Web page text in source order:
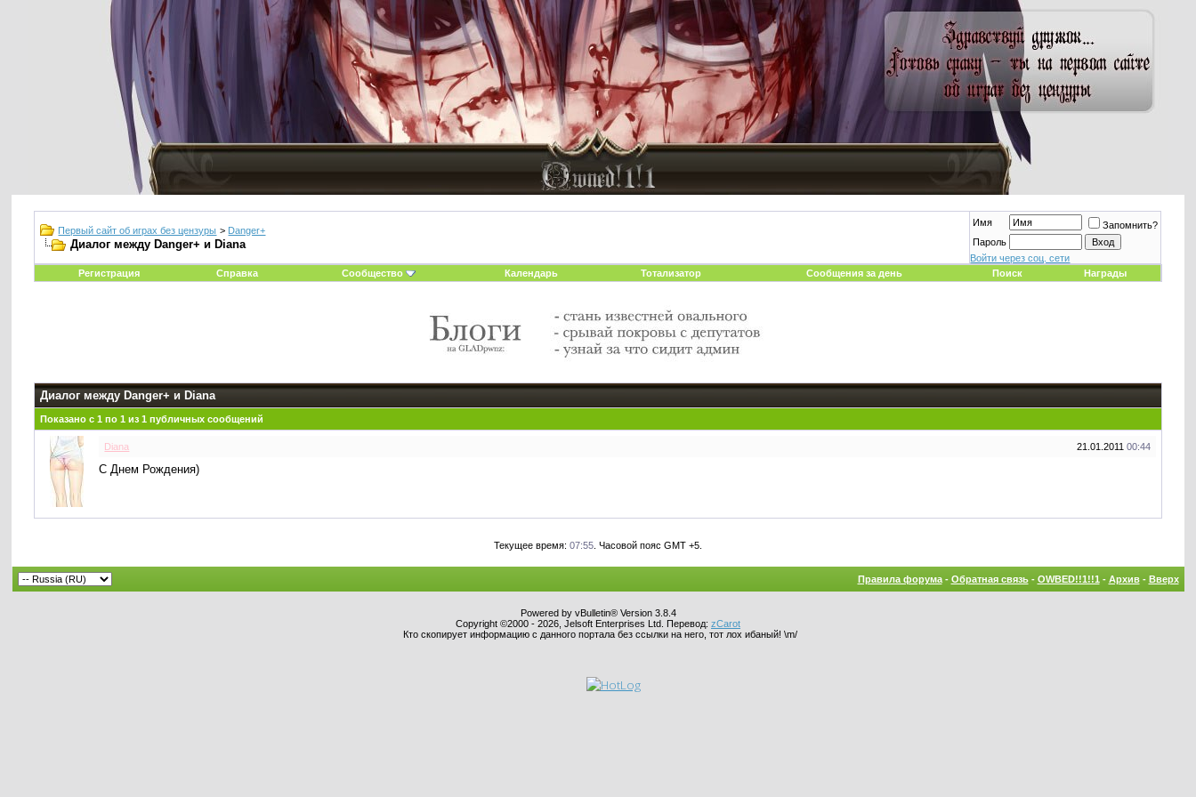
Первый сайт об играх без цензуры > Danger+
Диалог между Danger+ и Diana
Имя
Запомнить?
Пароль
Войти через соц. сети
Регистрация
Справка Сообщество Календарь Тотализатор Сообщения за день Поиск Награды
Диалог между Danger+ и Diana
Показано с 1 по1 из1 публичных сообщений
21.01.2011 00:44
Diana
С Днем Рождения)
Текущее время: 07:55. Часовой пояс GMT +5.
Правила форума- Обратная связь- OWBED!!1!!1 - Архив- Вверх
Powered by vBulletin® Version 3.8.4
Copyright ©2000 - 2026, Jelsoft Enterprises Ltd. Перевод: zCarot
Кто скопирует информацию с данного портала без ссылки на него, тот лох ибаный! \m/